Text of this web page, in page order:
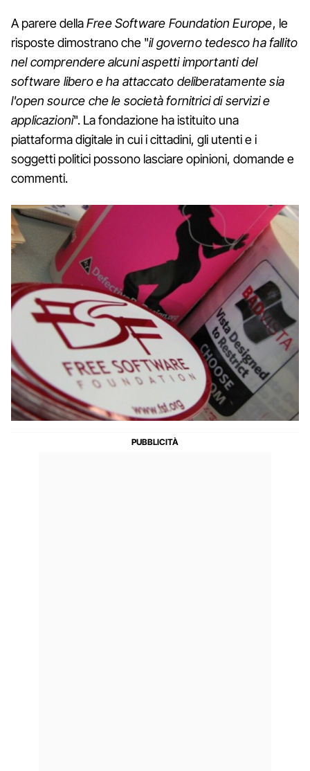
A parere dellaFree Software Foundation Europe, le
risposte dimostrano che "il governo tedesco ha fallito
nel comprendere alcuni aspetti importanti del
software libero e ha attaccato deliberatamente sia
l'open source che le società fornitrici di servizi e
applicazioni". La fondazione ha istituito una
piattaforma digitale in cui i cittadini, gli utenti e i
soggetti politici possono lasciare opinioni, domande e
commenti.